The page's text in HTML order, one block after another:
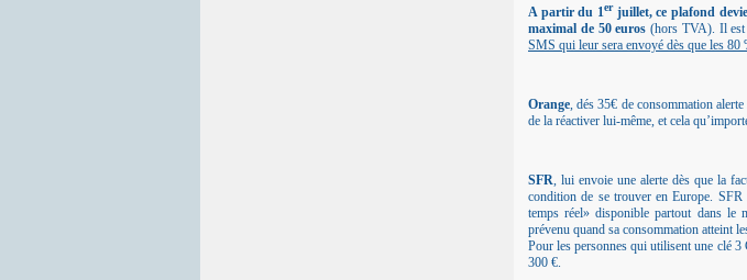
A partir du 1erjuillet, ce plafond
maximal de 50 euros (hors TVA). Il est
SMS qui leur sera envoyé dès que les 80
Orange, dés 35€ de consommation
de la réactiver lui-même, et cela
SFR, lui envoie une alerte dès que la
condition de se trouver en Europe.
temps réel» disponible partout dans
prévenu quand sa consommation atteint
Pour les personnes qui utilisent une clé
300 €.